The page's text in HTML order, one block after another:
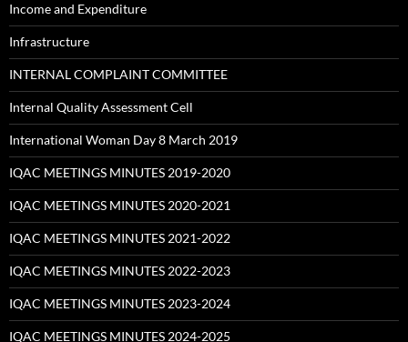
Income and Expenditure
Infrastructure
INTERNAL COMPLAINT COMMITTEE
Internal Quality Assessment Cell
International Woman Day 8 March 2019
IQAC MEETINGS MINUTES 2019-2020
IQAC MEETINGS MINUTES 2020-2021
IQAC MEETINGS MINUTES 2021-2022
IQAC MEETINGS MINUTES 2022-2023
IQAC MEETINGS MINUTES 2023-2024
IQAC MEETINGS MINUTES 2024-2025